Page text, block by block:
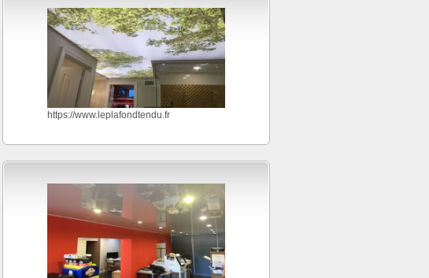
https://www.leplafondtendu.fr